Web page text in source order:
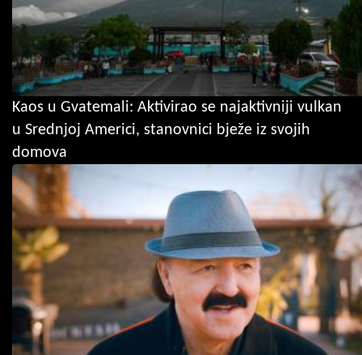
Kaos u Gvatemali: Aktivirao se najaktivniji vulkan
u Srednjoj Americi, stanovnici bježe iz svojih
domova